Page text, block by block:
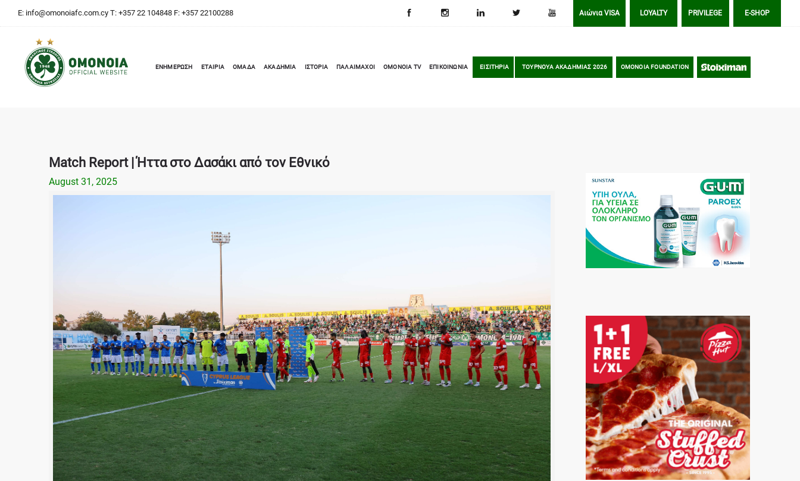
E: info@omonoiafc.com.cy T: +357 22 104848 F: +357 22100288 Αιώνια VISA LOYALTY PRIVILEGE E-SHOP
ΕΝΗΜΕΡΩΣΗ ΕΤΑΙΡΙΑ ΟΜΑΔΑ ΑΚΑΔΗΜΙΑ ΙΣΤΟΡΙΑ ΠΑΛΑΙΜΑΧΟΙ OMONOIA TV ΕΠΙΚΟΙΝΩΝΙΑ ΕΙΣΙΤΗΡΙΑ ΤΟΥΡΝΟΥΑ ΑΚΑΔΗΜΙΑΣ 2026 OMONOIA FOUNDATION STOIXIMAN
Match Report | Ήττα στο Δασάκι από τον Εθνικό
August 31, 2025